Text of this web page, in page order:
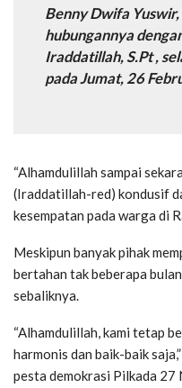
Benny Dwifa Yuswir,
hubungannya
Iraddatillah, S.Pt ,
pada Jumat, 26
“Alhamdulillah sampai
(Iraddatillah-red) kondusif
kesempatan pada warga di
Meskipun banyak pihak
bertahan tak beberapa
sebaliknya.
“Alhamdulillah, kami tetap
harmonis dan baik-baik
pesta demokrasi Pilkada